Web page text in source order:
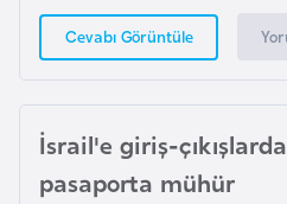
Cevabı Görüntüle
İsrail'e giriş-çıkışlarda
pasaporta mühür
K
o
n
o